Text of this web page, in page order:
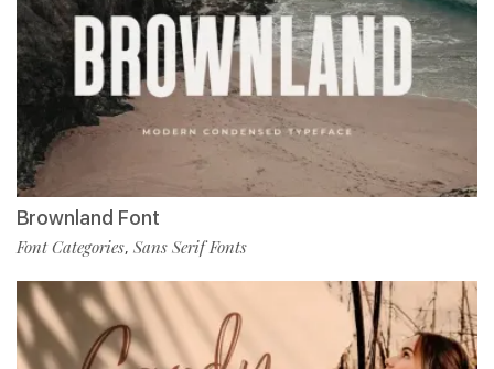
Brownland Font
Font Categories, Sans Serif Fonts